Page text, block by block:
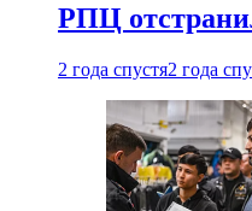
РПЦ
2 года спустя2 года